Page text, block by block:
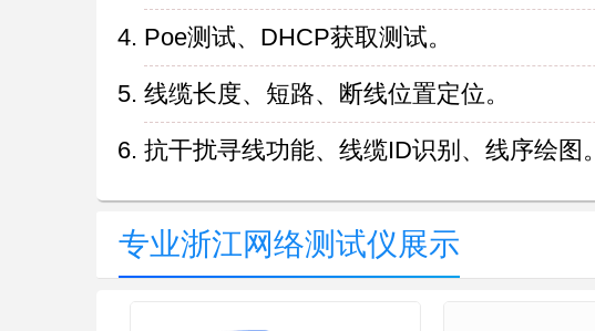
Poe测试、DHCP获取测试。
线缆长度、短路、断线位置定位。
抗干扰寻线功能、线缆ID识别、线序绘图。
专业浙江网络测试仪展示